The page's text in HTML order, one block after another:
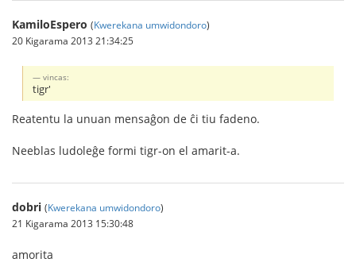
KamiloEspero (Kwerekana umwidondoro)
20 Kigarama 2013 21:34:25
vincas:
tigr'
Reatentu la unuan mensaĝon de ĉi tiu fadeno.
Neeblas ludoleĝe formi tigr-on el amarit-a.
dobri (Kwerekana umwidondoro)
21 Kigarama 2013 15:30:48
amorita